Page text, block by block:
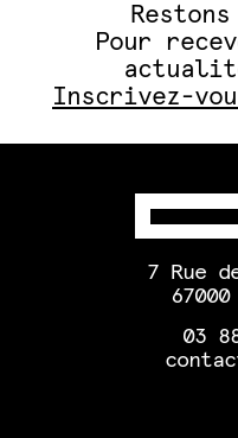
Pour
Inscrivez-
7 Rue
03